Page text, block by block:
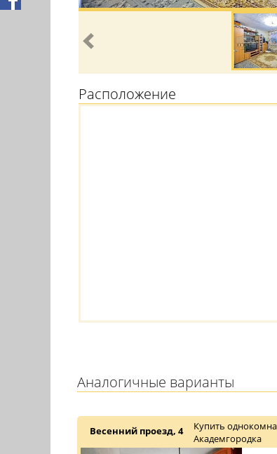
Расположение
Аналогичные варианты
Весенний проезд, 4
Купить
Академгородка